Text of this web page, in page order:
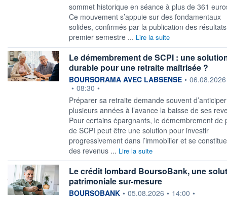
sommet historique en séance à plus de 361
Ce mouvement s’appuie sur des fondamentaux
solides, confirmés par la publication des
premier semestre ... Lire la suite
Le démembrement de SCPI : une
durable pour une retraite maîtrisée ?
information fournie par
BOURSORAMA AVEC LABSENSE • 06.08.2026
• 08:30 •
Préparer sa retraite demande souvent d’anticiper
plusieurs années à l’avance la baisse de ses
Pour certains épargnants, le démembrement de
de SCPI peut être une solution pour investir
progressivement dans l’immobilier et se
des revenus ... Lire la suite
Le crédit lombard BoursoBank, une
patrimoniale sur-mesure
information fournie par
BOURSOBANK • 05.08.2026 • 14:00 •